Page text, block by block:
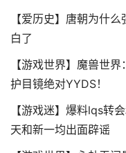
【爱历史】唐朝为什
白了
【游戏世界】魔兽世
护目镜绝对YYDS！
【游戏迷】爆料lqs转
天和新一均出面辟谣